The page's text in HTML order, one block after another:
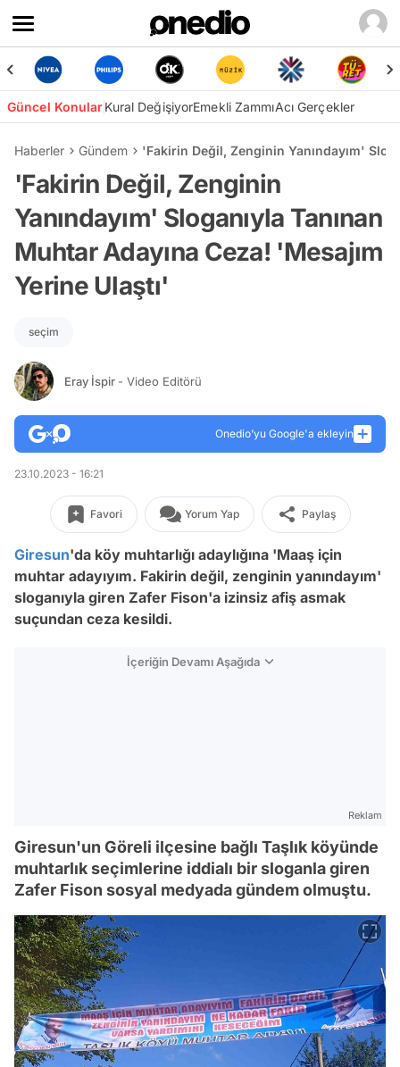
Güncel KonularKural DeğişiyorEmekli ZammıAcı Gerçekler
Haberler Gündem 'Fakirin Değil, Zenginin Yanındayım'
'Fakirin Değil, Zenginin
Yanındayım' Sloganıyla Tanınan
Muhtar Adayına Ceza! 'Mesajım
Yerine Ulaştı'
seçim
Eray İspir - Video Editörü
Onedio’yu Google'a ekleyin
23.10.2023 - 16:21
Favori Yorum Yap Paylaş
Giresun'da köy muhtarlığı adaylığına 'Maaş için
muhtar adayıyım. Fakirin değil, zenginin yanındayım'
sloganıyla giren Zafer Fison'a izinsiz afiş asmak
suçundan ceza kesildi.
İçeriğin Devamı Aşağıda
Reklam
Giresun'un Göreli ilçesine bağlı Taşlık köyünde
muhtarlık seçimlerine iddialı bir sloganla giren
Zafer Fison sosyal medyada gündem olmuştu.